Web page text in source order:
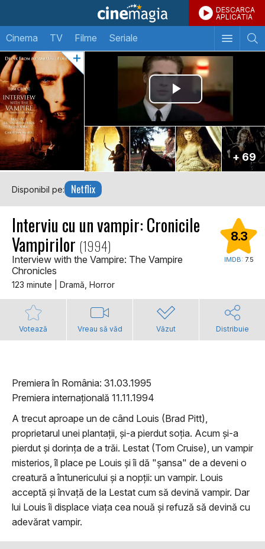
DESCARCA
APLICATIA
Cinema TV Filme Seriale
+ 69
Disponibil pe: Netflix
Interviu cu un vampir: Cronicile
Vampirilor (1994)
Interview with the Vampire: The Vampire
Chronicles
123 minute | Dramă, Horror
8.3
IMDB: 7.5
Votează Vreau să văd Văzut Distribuie
Premiera în România: 31.03.1995
Premiera internațională 11.11.1994
A trecut aproape un de când Louis (Brad Pitt),
proprietarul unei plantații, și-a pierdut soția. Acum și-a
pierdut și dorința de a trăi. Lestat (Tom Cruise), un vampir
misterios, îl place pe Louis și îi dă "șansa" de a deveni o
creatură a întunericului și a nopții: un vampir. Louis
acceptă și învață de la Lestat cum să devină vampir. Dar
lui Louis îi displace viața cea nouă și refuză să devină cu
adevărat vampir.